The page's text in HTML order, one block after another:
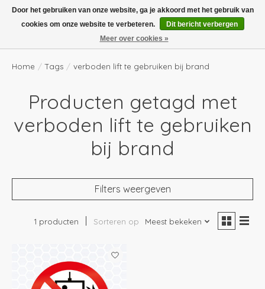
Boven de €100,- gratis verzending! Vóór 14.00 besteld, volgende dag in huis!
Verlanglijst
Home / Tags / verboden lift te gebruiken bij brand
Producten getagd met
verboden lift te gebruiken
bij brand
Filters weergeven
1 producten Sorteren op Meest bekeken
Door het gebruiken van onze website, ga je akkoord met het gebruik van
cookies om onze website te verbeteren.
Dit bericht verbergen
Meer over cookies »